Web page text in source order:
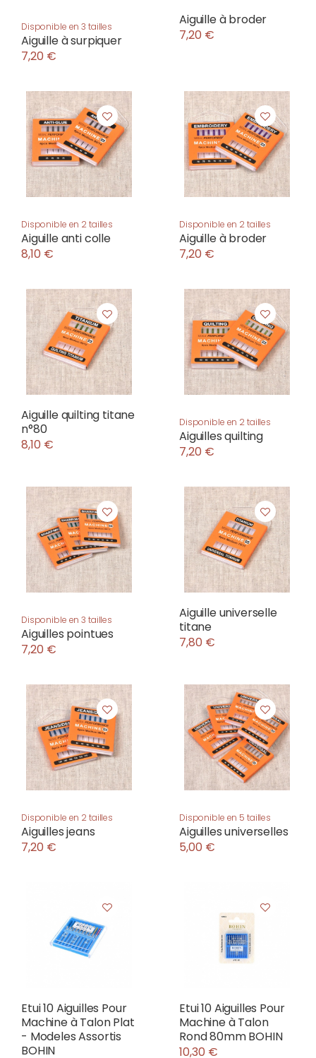
Disponible en 3 tailles
Aiguille à surpiquer
7,20 €
Aiguille à broder
7,20 €
Disponible en 2 tailles
Aiguille anti colle
8,10 €
Disponible en 2 tailles
Aiguille à broder
7,20 €
Aiguille quilting titane
n°80
8,10 €
Disponible en 2 tailles
Aiguilles quilting
7,20 €
Disponible en 3 tailles
Aiguilles pointues
7,20 €
Aiguille universelle
titane
7,80 €
Disponible en 2 tailles
Aiguilles jeans
7,20 €
Disponible en 5 tailles
Aiguilles universelles
5,00 €
Etui 10 Aiguilles Pour
Machine à Talon Plat
- Modeles Assortis
BOHIN
Etui 10 Aiguilles Pour
Machine à Talon
Rond 80mm BOHIN
10,30 €